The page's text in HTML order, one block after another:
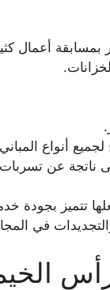
بمسابقة أعمال
أنواع
عن تسربات
تتميز بجودة
في